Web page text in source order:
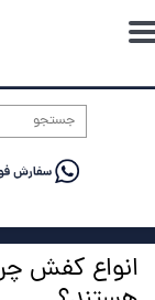
حساب کاربری من
تغییر گذر واژه
خروج از حساب
انواع کفش